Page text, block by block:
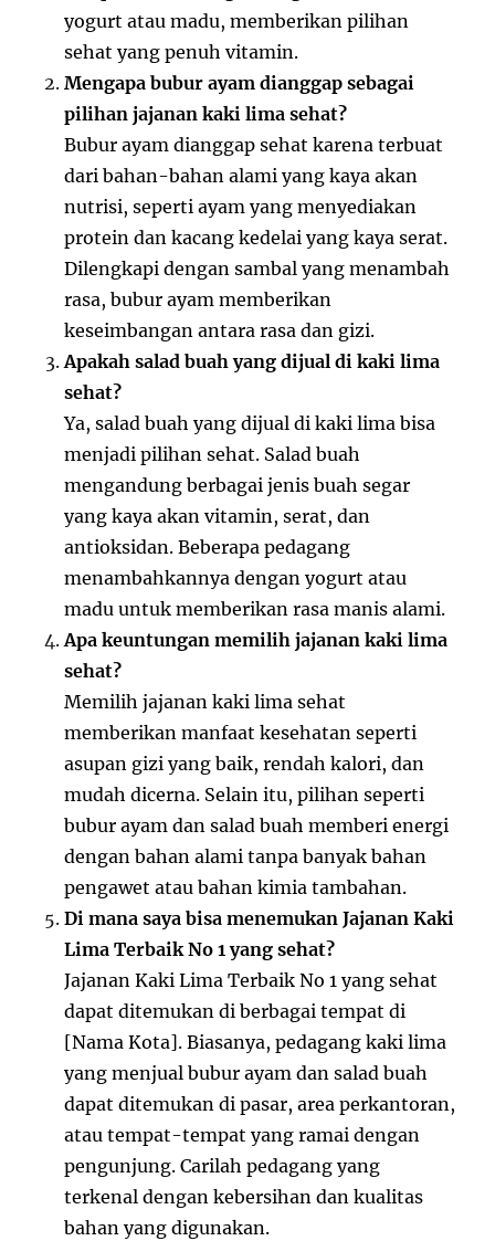
yogurt atau madu, memberikan pilihan
sehat yang penuh vitamin.
Mengapa bubur ayam dianggap sebagai
pilihan jajanan kaki lima sehat?
Bubur ayam dianggap sehat karena terbuat
dari bahan-bahan alami yang kaya akan
nutrisi, seperti ayam yang menyediakan
protein dan kacang kedelai yang kaya serat.
Dilengkapi dengan sambal yang menambah
rasa, bubur ayam memberikan
keseimbangan antara rasa dan gizi.
Apakah salad buah yang dijual di kaki lima
sehat?
Ya, salad buah yang dijual di kaki lima bisa
menjadi pilihan sehat. Salad buah
mengandung berbagai jenis buah segar
yang kaya akan vitamin, serat, dan
antioksidan. Beberapa pedagang
menambahkannya dengan yogurt atau
madu untuk memberikan rasa manis alami.
Apa keuntungan memilih jajanan kaki lima
sehat?
Memilih jajanan kaki lima sehat
memberikan manfaat kesehatan seperti
asupan gizi yang baik, rendah kalori, dan
mudah dicerna. Selain itu, pilihan seperti
bubur ayam dan salad buah memberi energi
dengan bahan alami tanpa banyak bahan
pengawet atau bahan kimia tambahan.
Di mana saya bisa menemukan Jajanan Kaki
Lima Terbaik No 1 yang sehat?
Jajanan Kaki Lima Terbaik No 1 yang sehat
dapat ditemukan di berbagai tempat di
[Nama Kota]. Biasanya, pedagang kaki lima
yang menjual bubur ayam dan salad buah
dapat ditemukan di pasar, area perkantoran,
atau tempat-tempat yang ramai dengan
pengunjung. Carilah pedagang yang
terkenal dengan kebersihan dan kualitas
bahan yang digunakan.